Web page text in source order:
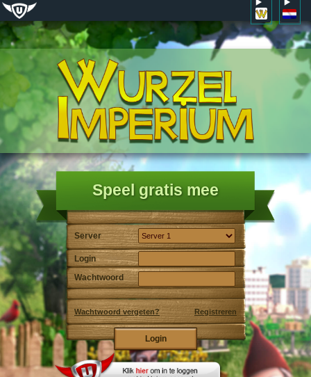
Speel gratis mee
Server
Login
Wachtwoord
Wachtwoord vergeten? Registreren